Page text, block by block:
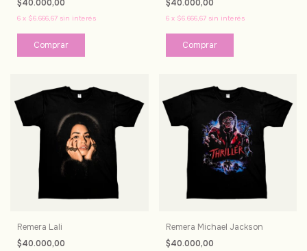
$40.000,00
6 x $6.666,67 sin interés
Comprar
$40.000,00
6 x $6.666,67 sin interés
Comprar
Remera Lali
$40.000,00
Remera Michael Jackson
$40.000,00